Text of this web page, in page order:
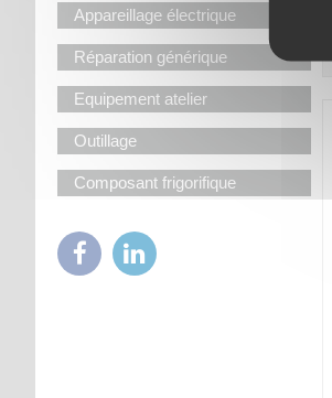
Appareillage électrique
Réparation générique
Equipement atelier
Outillage
Composant frigorifique